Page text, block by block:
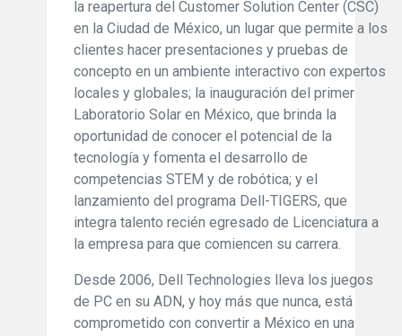
la reapertura del Customer Solution Center (CSC)
en la Ciudad de México, un lugar que permite a los
clientes hacer presentaciones y pruebas de
concepto en un ambiente interactivo con expertos
locales y globales; la inauguración del primer
Laboratorio Solar en México, que brinda la
oportunidad de conocer el potencial de la
tecnología y fomenta el desarrollo de
competencias STEM y de robótica; y el
lanzamiento del programa Dell-TIGERS, que
integra talento recién egresado de Licenciatura a
la empresa para que comiencen su carrera.
Desde 2006, Dell Technologies lleva los juegos
de PC en su ADN, y hoy más que nunca, está
comprometido con convertir a México en una